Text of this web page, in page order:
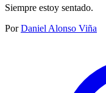
Siempre estoy sentado.
Por Daniel Alonso Viña